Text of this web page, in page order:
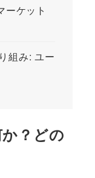
ーケット
組み: ユー
？どの